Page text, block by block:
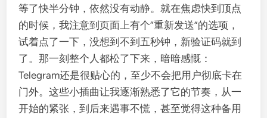
等了快半分钟，依然没有动静。就在焦虑快到顶点
的时候，我注意到页面上有个“重新发送”的选项，
试着点了一下，没想到不到五秒钟，新验证码就到
了。那一刻整个人都松了下来，暗暗感慨：
Telegram还是很贴心的，至少不会把用户彻底卡在
门外。这些小插曲让我逐渐熟悉了它的节奏，从一
开始的紧张，到后来遇事不慌，甚至觉得这种备用